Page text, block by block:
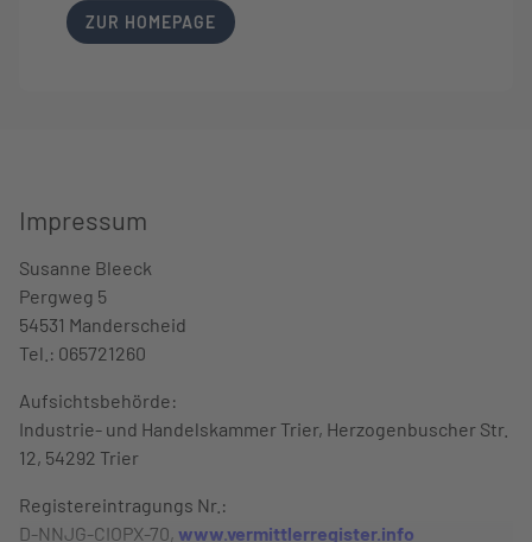
ZUR HOMEPAGE
LINK OPENS IN NEW TAB
Impressum
Susanne Bleeck
Pergweg 5
54531 Manderscheid
Tel.: 065721260
Aufsichtsbehörde:
Industrie- und Handelskammer Trier, Herzogenbuscher Str.
12, 54292 Trier
Registereintragungs Nr.:
D-NNJG-CIOPX-70, www.vermittlerregister.info